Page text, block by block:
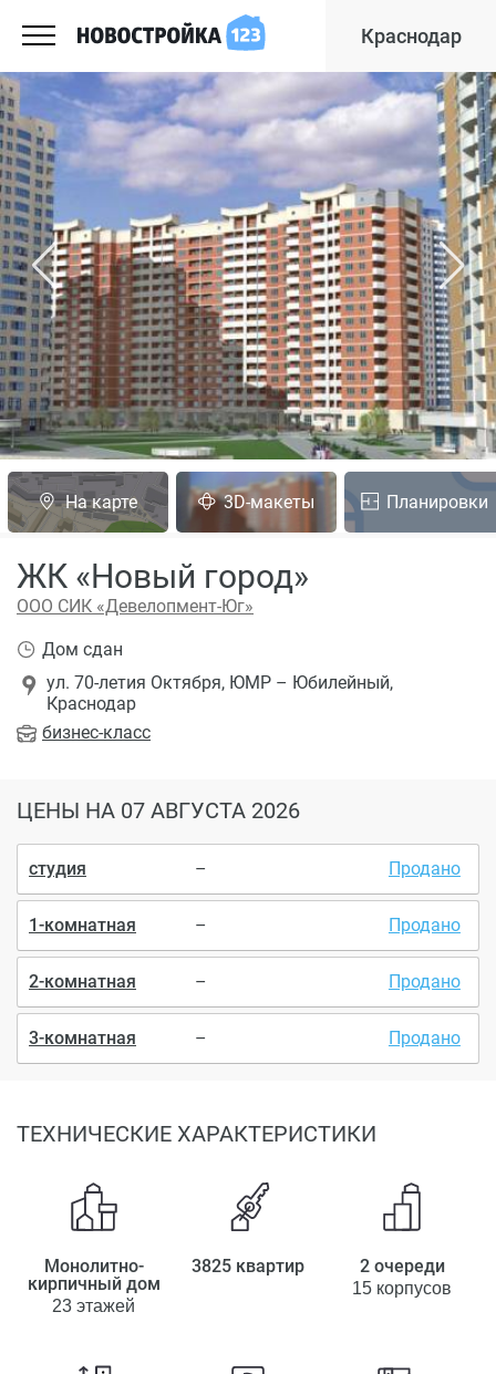
Краснодар
На карте 3D-макеты Планировки
ЖК «Новый город»
ООО СИК «Девелопмент-Юг»
бизнес-класс
ул. 70-летия Октября, ЮМР – Юбилейный,
Краснодар
Дом сдан
ЦЕНЫ НА 07 АВГУСТА 2026
студия – Продано
1-комнатная – Продано
2-комнатная – Продано
3-комнатная – Продано
ТЕХНИЧЕСКИЕ ХАРАКТЕРИСТИКИ
Монолитно-
кирпичный дом
23 этажей
3825 квартир 2 очереди
15 корпусов